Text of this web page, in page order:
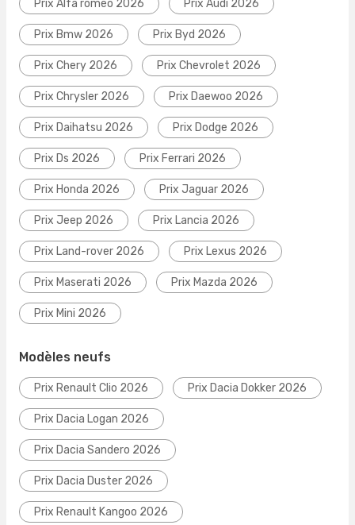
Prix Alfa romeo 2026 Prix Audi 2026
Prix Bmw 2026 Prix Byd 2026
Prix Chery 2026 Prix Chevrolet 2026
Prix Chrysler 2026 Prix Daewoo 2026
Prix Daihatsu 2026 Prix Dodge 2026
Prix Ds 2026 Prix Ferrari 2026
Prix Honda 2026 Prix Jaguar 2026
Prix Jeep 2026 Prix Lancia 2026
Prix Land-rover 2026 Prix Lexus 2026
Prix Maserati 2026 Prix Mazda 2026
Prix Mini 2026
Modèles neufs
Prix Renault Clio 2026 Prix Dacia Dokker 2026
Prix Dacia Logan 2026
Prix Dacia Sandero 2026
Prix Dacia Duster 2026
Prix Renault Kangoo 2026